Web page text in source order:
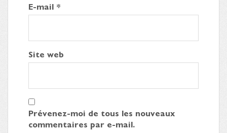
E-mail *
Site web
Prévenez-moi de tous les nouveaux
commentaires par e-mail.